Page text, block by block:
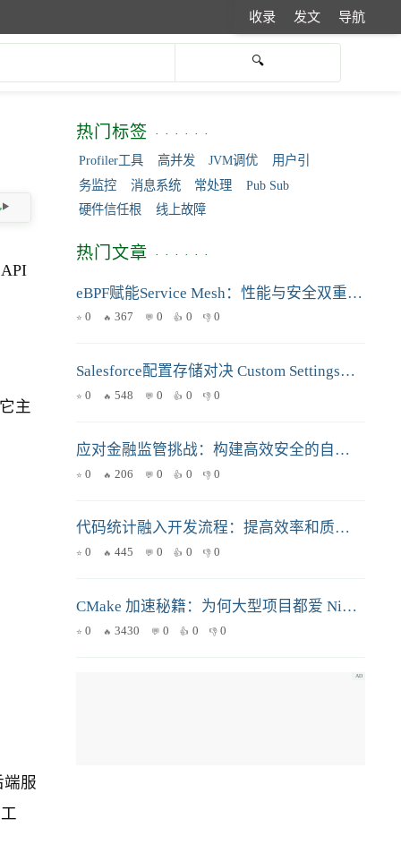
收录 发文 导航
主
端服
热门标签
Profiler工具 高并发 JVM调优
用户引
务监控
消息系统 常处理
Pub Sub
硬件信任根
线上故障
热门文章
eBPF赋能Service Mesh：性能与安全双重提升的秘诀
0 367 0 0 0
Salesforce配置存储对决 Custom Settings与Custom Metadata Types场景选择深度解析
0 548 0 0 0
应对金融监管挑战：构建高效安全的自动化测试体系
0 206 0 0 0
代码统计融入开发流程：提高效率和质量的利器
0 445 0 0 0
CMake 加速秘籍：为何大型项目都爱 Ninja？性能对比与配置详解
0 3430 0 0 0